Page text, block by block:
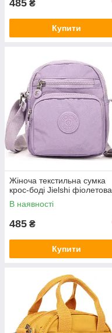
485 ₴
Купити
Жіноча текстильна сумка
крос-боді Jielshi фіолетова
В наявності
485 ₴
Купити